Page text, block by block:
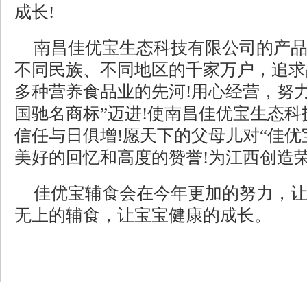
成长!
南昌佳优宝生态科技有限公司的产
不同民族、不同地区的千家万户，追
多种营养食品业的先河!用心经营，努
国驰名商标”迈进!使南昌佳优宝生态
信任与日俱增!愿天下的父母儿对“佳
美好的回忆和高度的赞誉!为江西创造
佳优宝辅食会在今年更加的努力，
无上的辅食，让宝宝健康的成长。